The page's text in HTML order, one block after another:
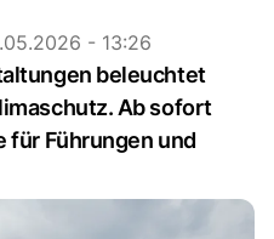
- 13:26
beleuchtet
Ab sofort
für Führungen und